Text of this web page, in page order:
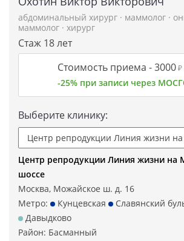
абдоминальный хирург · маммолог ·
маммолог · хирург
Стаж 18 лет
Стоимость приема -3000₽
-25% при записи через
Выберите клинику:
Центр репродукции Линия жизни на
шоссе
Москва, Можайское ш. д. 16
Метро:
Кунцевская
Славянский
Давыдково
Район: Басманный